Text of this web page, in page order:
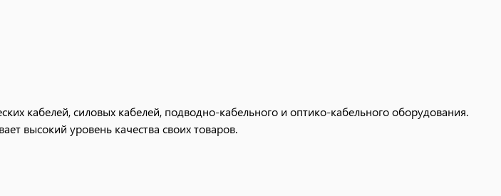
кабелей, силовых кабелей, подводно-кабельного и оптико-кабельного оборудования.
высокий уровень качества своих товаров.